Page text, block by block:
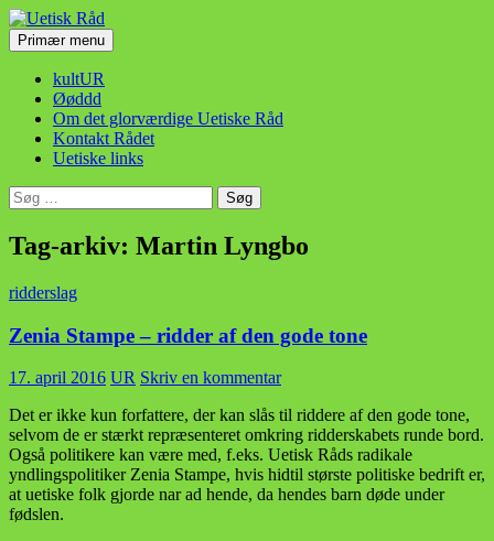
Hop
til
indhold
Uetisk Råd
SøgPrimær menu
kultUR
Øøddd
Om det glorværdige Uetiske Råd
Kontakt Rådet
Uetiske links
Søg
efter:
Tag-arkiv: Martin Lyngbo
ridderslag
Zenia Stampe – ridder af den gode tone
17. april 2016 UR Skriv en kommentar
Det er ikke kun forfattere, der kan slås til riddere af den gode tone,
selvom de er stærkt repræsenteret omkring ridderskabets runde bord.
Også politikere kan være med, f.eks. Uetisk Råds radikale
yndlingspolitiker Zenia Stampe, hvis hidtil største politiske bedrift er,
at uetiske folk gjorde nar ad hende, da hendes barn døde under
fødslen.